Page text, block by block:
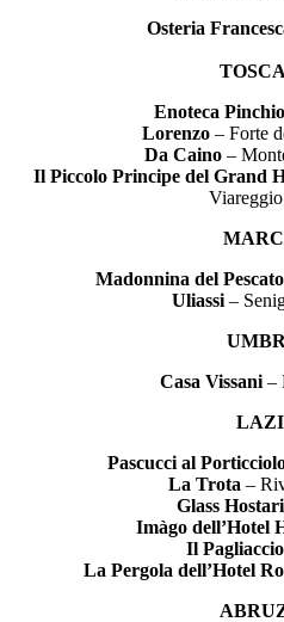
Osteria
Enoteca
Lorenzo– Forte
Da Caino –
Il Piccolo Principe del Grand
Madonnina del
Uliassi –
Casa Vissani –
Pascucci al
La Trota –
Glass
Imàgo dell’Hotel
Il Pagliaccio
La Pergola dell’Hotel